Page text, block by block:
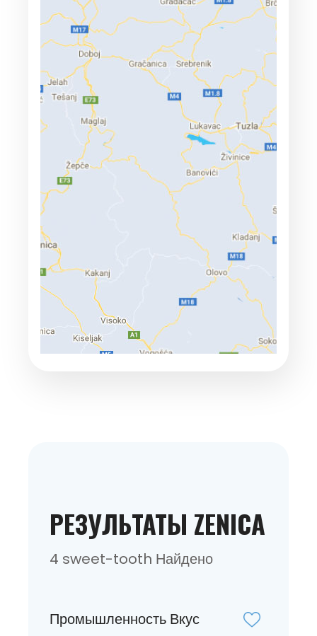
РЕЗУЛЬТАТЫ ZENICA
4 sweet-tooth Найдено
Промышленность Вкус